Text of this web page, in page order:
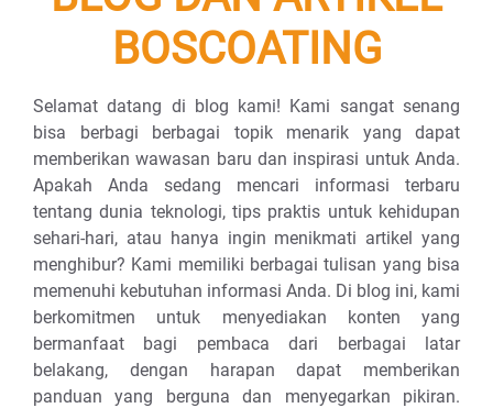
BOSCOATING
Selamat datang di blog kami! Kami sangat senang
bisa berbagi berbagai topik menarik yang dapat
memberikan wawasan baru dan inspirasi untuk Anda.
Apakah Anda sedang mencari informasi terbaru
tentang dunia teknologi, tips praktis untuk kehidupan
sehari-hari, atau hanya ingin menikmati artikel yang
menghibur? Kami memiliki berbagai tulisan yang bisa
memenuhi kebutuhan informasi Anda. Di blog ini, kami
berkomitmen untuk menyediakan konten yang
bermanfaat bagi pembaca dari berbagai latar
belakang, dengan harapan dapat memberikan
panduan yang berguna dan menyegarkan pikiran.